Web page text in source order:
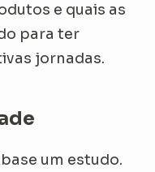
e quais as
para ter
jornadas.
um estudo.